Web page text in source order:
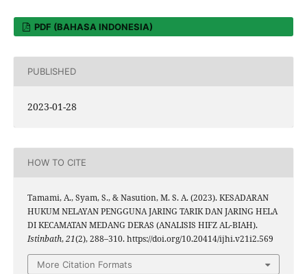
PDF (BAHASA INDONESIA)
PUBLISHED
2023-01-28
HOW TO CITE
Tamami, A., Syam, S., & Nasution, M. S. A. (2023). KESADARAN
HUKUM NELAYAN PENGGUNA JARING TARIK DAN JARING HELA
DI KECAMATAN MEDANG DERAS (ANALISIS HIFZ AL-BIAH).
Istinbath,21(2), 288–310. https://doi.org/10.20414/ijhi.v21i2.569
More Citation Formats